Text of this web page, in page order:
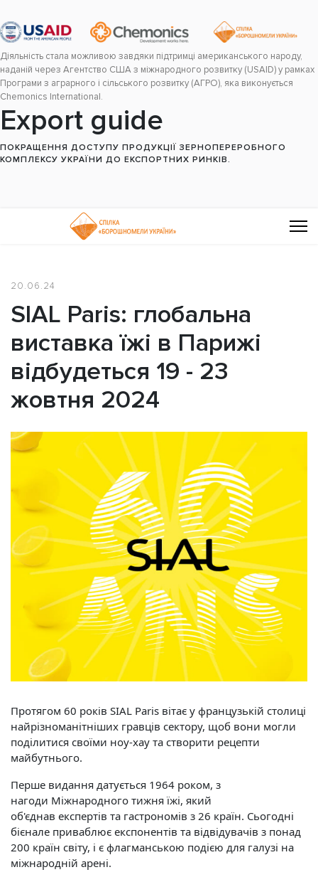
Діяльність стала можливою завдяки підтримці американського народу,
наданій через Агентство США з міжнародного розвитку (USAID) у рамках
Програми з аграрного і сільського розвитку (АГРО), яка виконується
Chemonics International.
Export guide
ПОКРАЩЕННЯ ДОСТУПУ ПРОДУКЦІЇ ЗЕРНОПЕРЕРОБНОГО
КОМПЛЕКСУ УКРАЇНИ ДО ЕКСПОРТНИХ РИНКІВ.
20.06.24
SIAL Paris: глобальна
виставка їжі в Парижі
відбудеться 19 - 23
жовтня 2024
Протягом 60 років SIAL Paris вітає у французькій столиці
найрізноманітніших гравців сектору, щоб вони могли
поділитися своїми ноу-хау та створити рецепти
майбутнього.
Перше видання датується 1964 роком, з
нагоди Міжнародного тижня їжі, який
об'єднав експертів та гастрономів з 26 країн. Сьогодні
бієнале приваблює експонентів та відвідувачів з понад
200 країн світу, і є флагманською подією для галузі на
міжнародній арені.